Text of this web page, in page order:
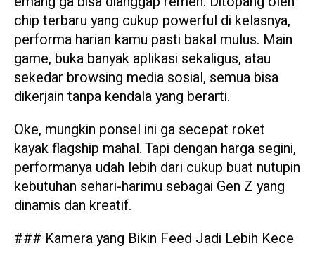
chip terbaru yang cukup powerful di kelasnya,
performa harian kamu pasti bakal mulus. Main
game, buka banyak aplikasi sekaligus, atau
sekedar browsing media sosial, semua bisa
dikerjain tanpa kendala yang berarti.
Oke, mungkin ponsel ini ga secepat roket
kayak flagship mahal. Tapi dengan harga segini,
performanya udah lebih dari cukup buat nutupin
kebutuhan sehari-harimu sebagai Gen Z yang
dinamis dan kreatif.
### Kamera yang Bikin Feed Jadi Lebih Kece